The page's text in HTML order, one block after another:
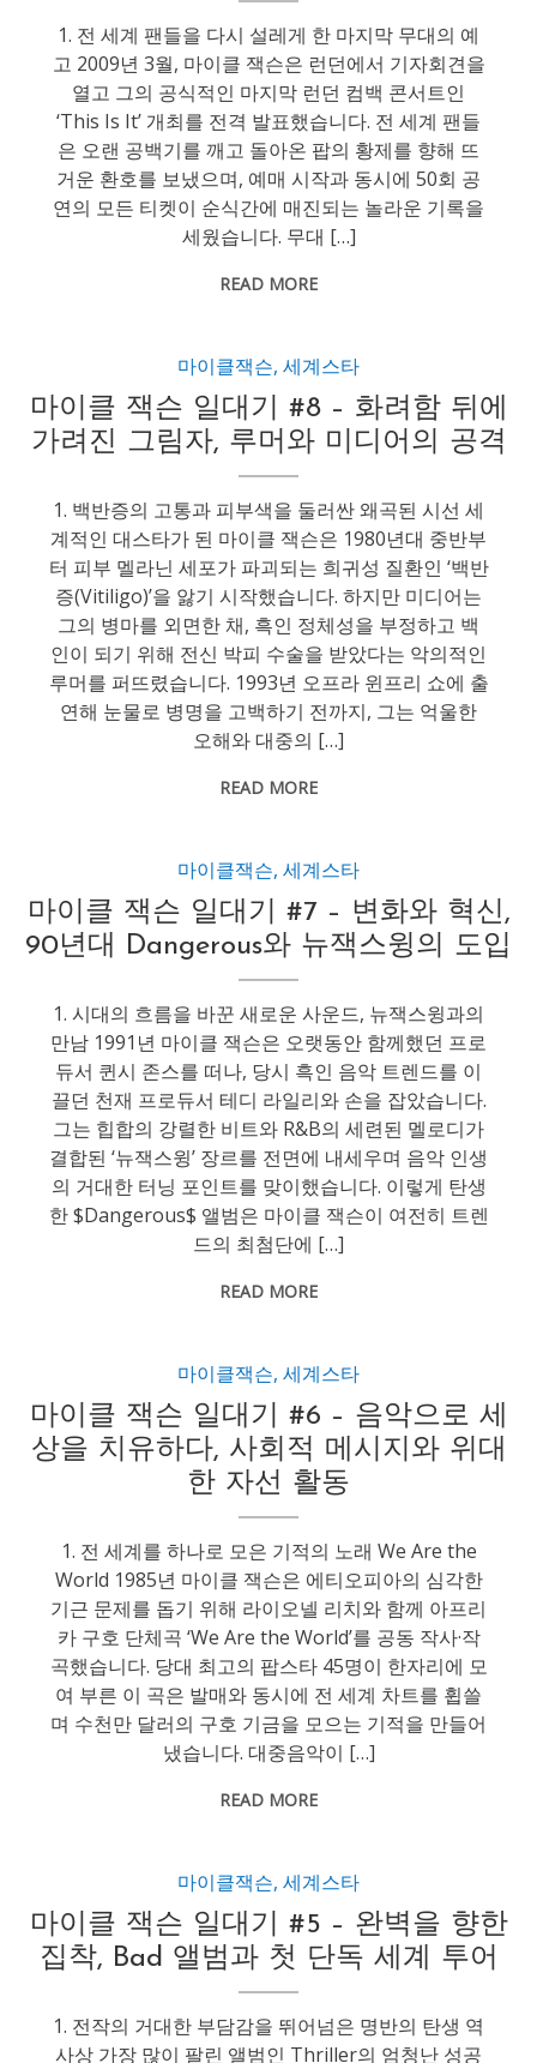
1. 전 세계 팬들을 다시 설레게 한 마지막 무대의 예
고 2009년 3월, 마이클 잭슨은 런던에서 기자회견을
열고 그의 공식적인 마지막 런던 컴백 콘서트인
‘This Is It’ 개최를 전격 발표했습니다. 전 세계 팬들
은 오랜 공백기를 깨고 돌아온 팝의 황제를 향해 뜨
거운 환호를 보냈으며, 예매 시작과 동시에 50회 공
연의 모든 티켓이 순식간에 매진되는 놀라운 기록을
세웠습니다. 무대 […]
READ MORE
마이클잭슨,세계스타
마이클 잭슨 일대기 #8 – 화려함 뒤에
가려진 그림자, 루머와 미디어의 공격
1. 백반증의 고통과 피부색을 둘러싼 왜곡된 시선 세
계적인 대스타가 된 마이클 잭슨은 1980년대 중반부
터 피부 멜라닌 세포가 파괴되는 희귀성 질환인 ‘백반
증(Vitiligo)’을 앓기 시작했습니다. 하지만 미디어는
그의 병마를 외면한 채, 흑인 정체성을 부정하고 백
인이 되기 위해 전신 박피 수술을 받았다는 악의적인
루머를 퍼뜨렸습니다. 1993년 오프라 윈프리 쇼에 출
연해 눈물로 병명을 고백하기 전까지, 그는 억울한
오해와 대중의 […]
READ MORE
마이클잭슨,세계스타
마이클 잭슨 일대기 #7 – 변화와 혁신,
90년대 Dangerous와 뉴잭스윙의 도입
1. 시대의 흐름을 바꾼 새로운 사운드, 뉴잭스윙과의
만남 1991년 마이클 잭슨은 오랫동안 함께했던 프로
듀서 퀸시 존스를 떠나, 당시 흑인 음악 트렌드를 이
끌던 천재 프로듀서 테디 라일리와 손을 잡았습니다.
그는 힙합의 강렬한 비트와 R&B의 세련된 멜로디가
결합된 ‘뉴잭스윙’ 장르를 전면에 내세우며 음악 인생
의 거대한 터닝 포인트를 맞이했습니다. 이렇게 탄생
한 $Dangerous$ 앨범은 마이클 잭슨이 여전히 트렌
드의 최첨단에 […]
READ MORE
마이클잭슨,세계스타
마이클 잭슨 일대기 #6 – 음악으로 세
상을 치유하다, 사회적 메시지와 위대
한 자선 활동
1. 전 세계를 하나로 모은 기적의 노래 We Are the
World 1985년 마이클 잭슨은 에티오피아의 심각한
기근 문제를 돕기 위해 라이오넬 리치와 함께 아프리
카 구호 단체곡 ‘We Are the World’를 공동 작사·작
곡했습니다. 당대 최고의 팝스타 45명이 한자리에 모
여 부른 이 곡은 발매와 동시에 전 세계 차트를 휩쓸
며 수천만 달러의 구호 기금을 모으는 기적을 만들어
냈습니다. 대중음악이 […]
READ MORE
마이클잭슨,세계스타
마이클 잭슨 일대기 #5 – 완벽을 향한
집착, Bad 앨범과 첫 단독 세계 투어
1. 전작의 거대한 부담감을 뛰어넘은 명반의 탄생 역
사상 가장 많이 팔린 앨범인 Thriller의 엄청난 성공